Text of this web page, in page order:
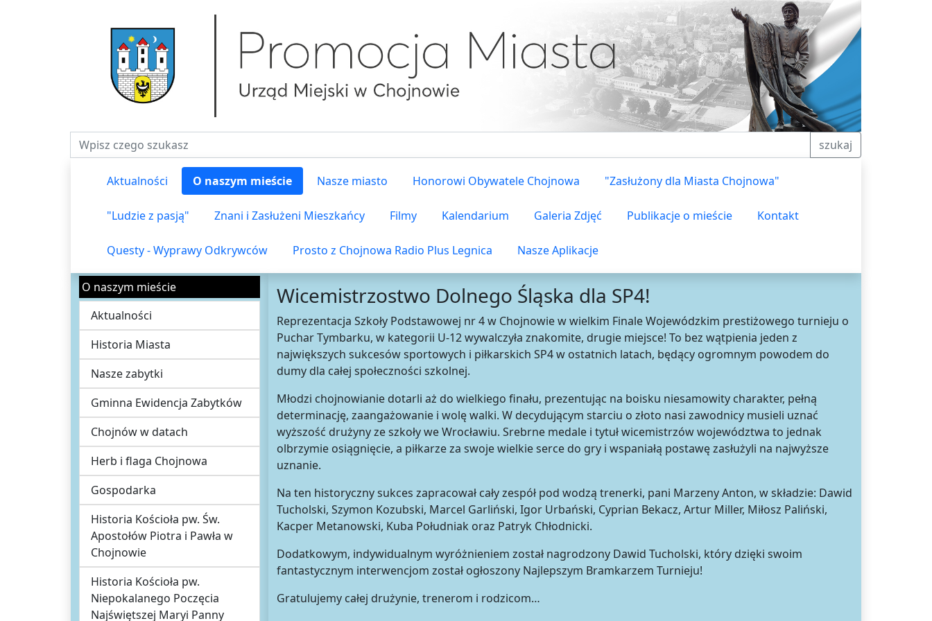
Fraza do wyszukiwania szukaj
Aktualności O naszym mieście Nasze miasto Honorowi Obywatele Chojnowa "Zasłużony dla Miasta Chojnowa"
"Ludzie z pasją" Znani i Zasłużeni Mieszkańcy Filmy Kalendarium Galeria Zdjęć Publikacje o mieście Kontakt
Questy - Wyprawy Odkrywców Prosto z Chojnowa Radio Plus Legnica Nasze Aplikacje
O naszym mieście
Aktualności
Historia Miasta
Nasze zabytki
Gminna Ewidencja Zabytków
Chojnów w datach
Herb i flaga Chojnowa
Gospodarka
Historia Kościoła pw. Św.
Apostołów Piotra i Pawła w
Chojnowie
Historia Kościoła pw.
Niepokalanego Poczęcia
Najświętszej Maryi Panny
Wicemistrzostwo Dolnego Śląska dla SP4!
Reprezentacja Szkoły Podstawowej nr 4 w Chojnowie w wielkim Finale Wojewódzkim prestiżowego turnieju o
Puchar Tymbarku, w kategorii U-12 wywalczyła znakomite, drugie miejsce! To bez wątpienia jeden z
największych sukcesów sportowych i piłkarskich SP4 w ostatnich latach, będący ogromnym powodem do
dumy dla całej społeczności szkolnej.
Młodzi chojnowianie dotarli aż do wielkiego finału, prezentując na boisku niesamowity charakter, pełną
determinację, zaangażowanie i wolę walki. W decydującym starciu o złoto nasi zawodnicy musieli uznać
wyższość drużyny ze szkoły we Wrocławiu. Srebrne medale i tytuł wicemistrzów województwa to jednak
olbrzymie osiągnięcie, a piłkarze za swoje wielkie serce do gry i wspaniałą postawę zasłużyli na najwyższe
uznanie.
Na ten historyczny sukces zapracował cały zespół pod wodzą trenerki, pani Marzeny Anton, w składzie: Dawid
Tucholski, Szymon Kozubski, Marcel Garliński, Igor Urbański, Cyprian Bekacz, Artur Miller, Miłosz Paliński,
Kacper Metanowski, Kuba Południak oraz Patryk Chłodnicki.
Dodatkowym, indywidualnym wyróżnieniem został nagrodzony Dawid Tucholski, który dzięki swoim
fantastycznym interwencjom został ogłoszony Najlepszym Bramkarzem Turnieju!
Gratulujemy całej drużynie, trenerom i rodzicom…